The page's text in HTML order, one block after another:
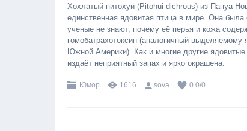
Хохлатый питохуи (Pitohui dichrous) из Папуа-
единственная ядовитая птица в мире. Она была
ученые не знают, почему её перья и кожа
гомобатрахотоксин (аналогичный
Южной Америки). Как и многие другие
издаёт неприятный запах и ярко окрашена.
Юмор 1616 sova 0.0/0